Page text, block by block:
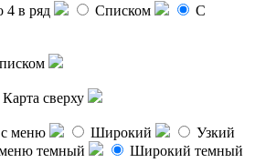
4 в ряд Списком
С
Карта сверху
меню Широкий
Узкий
темный Широкий темный